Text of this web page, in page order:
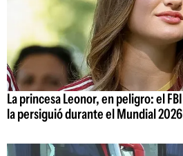
La princesa Leonor, en peligro: el
la persiguió durante el Mundial 2026